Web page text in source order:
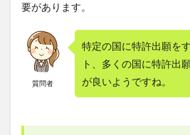
要があります。
質問者
特定の国に特許出願を
ト、多くの国に特許出
が良いようですね。